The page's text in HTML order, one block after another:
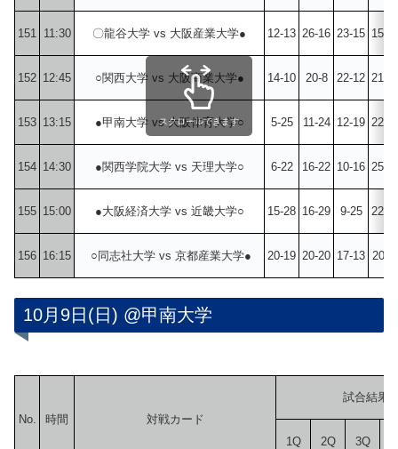
151 11:30 〇龍谷大学 vs 大阪産業大学● 12-13 26-16 23-15 15-
152 12:45 ○関西大学 vs 大阪商業大学● 14-10 20-8 22-12 21-
153 13:15 ●甲南大学 vs 大阪体育大学○ 5-25 11-24 12-19 22-
154 14:30 ●関西学院大学 vs 天理大学○ 6-22 16-22 10-16 25-
155 15:00 ●大阪経済大学 vs 近畿大学○ 15-28 16-29 9-25 22-
156 16:15 ○同志社大学 vs 京都産業大学● 20-19 20-20 17-13 20-
スクロールできます
10月9日(日) @甲南大学
No. 時間 対戦カード
試合結果
1Q 2Q 3Q